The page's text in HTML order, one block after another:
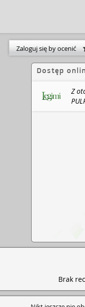
Zaloguj się by ocenić
Dostęp
Z
Brak